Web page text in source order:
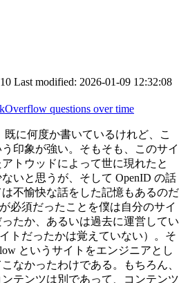
Last modified: 2026-01-09 12:32:08
questions over time
既に何度か書いているけれど、こ
印象が強い。そもそも、このサイ
トウッドによって世に現れたと
いと思うが、そして OpenID の話
不愉快な話をした記憶もあるのだ
必須だったことを僕は自分のサイ
たか、あるいは過去に運営してい
トだったかは覚えていない）。そ
というサイトをエンジニアとし
なかったわけである。もちろん、
テンツは別であって、コンテンツ